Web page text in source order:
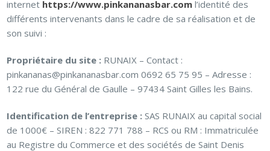
internet https://www.pinkananasbar.com l’identité des
différents intervenants dans le cadre de sa réalisation et de
son suivi :
Propriétaire du site : RUNAIX – Contact :
pinkananas@pinkananasbar.com 0692 65 75 95 – Adresse :
122 rue du Général de Gaulle – 97434 Saint Gilles les Bains.
Identification de l’entreprise : SAS RUNAIX au capital social
de 1000€ – SIREN : 822 771 788 – RCS ou RM : Immatriculée
au Registre du Commerce et des sociétés de Saint Denis